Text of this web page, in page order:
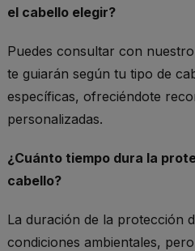
el cabello elegir?
Puedes consultar con
te guiarán según tu tipo de
específicas, ofreciéndote
personalizadas.
¿Cuánto tiempo dura la
cabello?
La duración de la protección
condiciones ambientales,